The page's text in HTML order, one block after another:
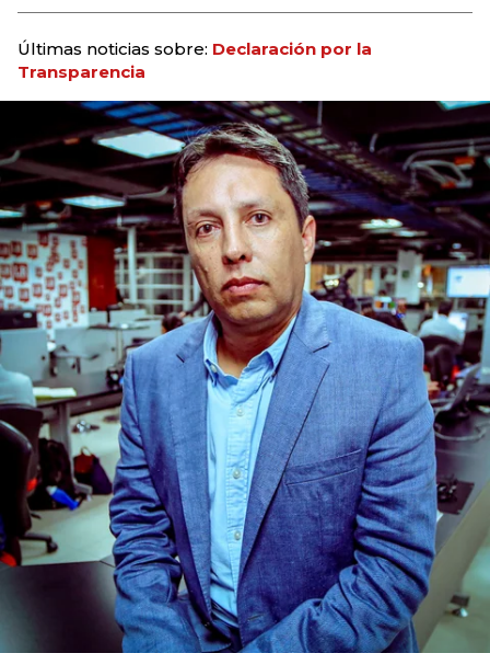
Últimas noticias sobre: Declaración por la
Transparencia